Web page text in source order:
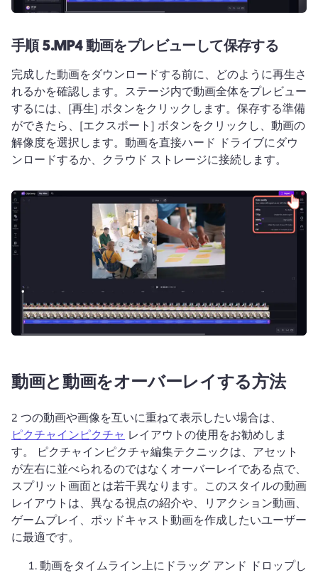
手順 5.MP4 動画をプレビューして保存する
完成した動画をダウンロードする前に、どのように再生さ
れるかを確認します。 ステージ内で動画全体をプレビュー
するには、[再生] ボタンをクリックします。 保存する準備
ができたら、[エクスポート] ボタンをクリックし、動画の
解像度を選択します。 動画を直接ハード ドライブにダウ
ンロードするか、クラウド ストレージに接続します。
動画と動画をオーバーレイする方法
2 つの動画や画像を互いに重ねて表示したい場合は、
ピクチャインピクチャ レイアウトの使用をお勧めしま
す。
ピクチャインピクチャ編集テクニックは、アセット
が左右に並べられるのではなくオーバーレイである点で、
スプリット画面とは若干異なります。 このスタイルの動画
レイアウトは、異なる視点の紹介や、リアクション動画、
ゲームプレイ、ポッドキャスト動画を作成したいユーザー
に最適です。
動画をタイムライン上にドラッグ アンド ドロップし